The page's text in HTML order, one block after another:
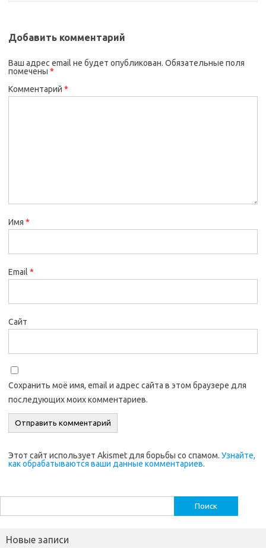
Добавить комментарий
Ваш адрес email не будет опубликован. Обязательные поля
помечены *
Комментарий *
Имя *
Email *
Сайт
Сохранить моё имя, email и адрес сайта в этом браузере для
последующих моих комментариев.
Этот сайт использует Akismet для борьбы со спамом. Узнайте,
как обрабатываются ваши данные комментариев.
Новые записи